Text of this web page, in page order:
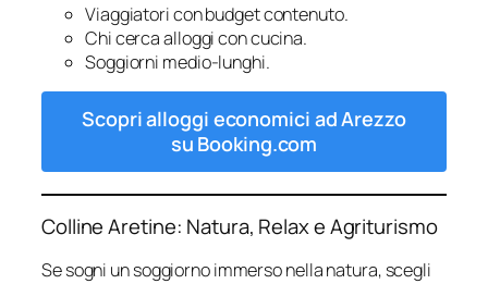
Viaggiatori con budget contenuto.
Chi cerca alloggi con cucina.
Soggiorni medio-lunghi.
Scopri alloggi economici ad Arezzo
su Booking.com
Colline Aretine: Natura, Relax e Agriturismo
Se sogni un soggiorno immerso nella natura, scegli